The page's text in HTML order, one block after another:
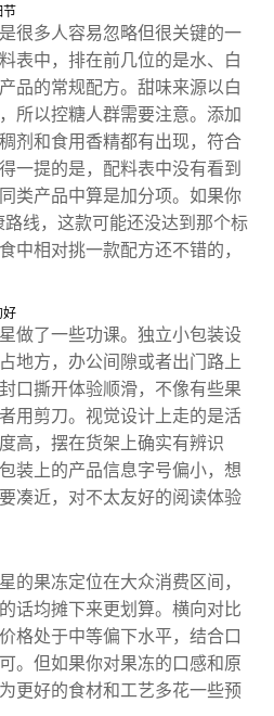
节
很多人容易忽略但很关键的一
表中，排在前几位的是水、白
品的常规配方。甜味来源以白
所以控糖人群需要注意。添加
剂和食用香精都有出现，符合
一提的是，配料表中没有看到
类产品中算是加分项。如果你
线，这款可能还没达到那个标
中相对挑一款配方还不错的，
好
做了一些功课。独立小包装设
地方，办公间隙或者出门路上
口撕开体验顺滑，不像有些果
用剪刀。视觉设计上走的是活
高，摆在货架上确实有辨识
装上的产品信息字号偏小，想
凑近，对不太友好的阅读体验
的果冻定位在大众消费区间，
话均摊下来更划算。横向对比
格处于中等偏下水平，结合口
。但如果你对果冻的口感和原
更好的食材和工艺多花一些预